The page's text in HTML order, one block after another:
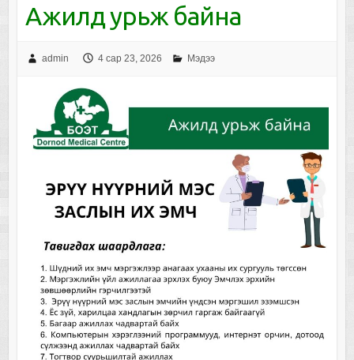
Ажилд урьж байна
admin 4 сар 23, 2026 Мэдээ